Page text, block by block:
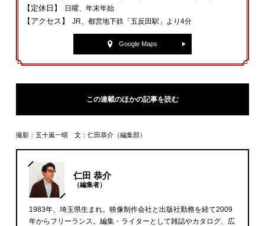
【定休日】 日曜、年末年始
【アクセス】 JR、都営地下鉄「五反田駅」より4分
Google Maps
この連載のほかの記事を読む
撮影：五十嵐一晴 文：仁田恭介（編集部）
仁田 恭介
（編集者）
1983年、埼玉県生まれ。映像制作会社と出版社勤務を経て2009
年からフリーランス。編集・ライターとして雑誌やカタログ、広